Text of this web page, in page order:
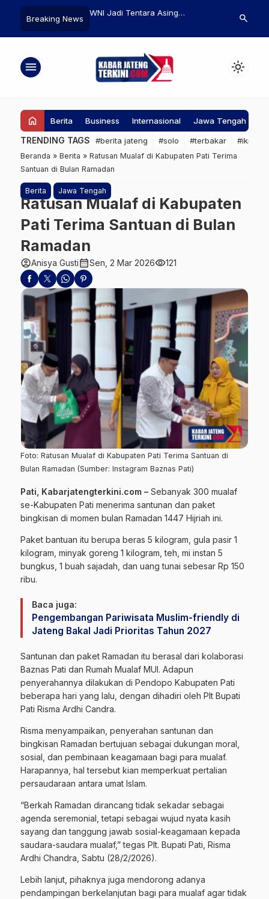
Breaking News
‘Peringatan
Kapal Perusak AS,
WNI Jadi Tentara Asing
Secara Otomatis, Tegas
Menkumham Supratman
Brigadir
Usai Terlibat
Agustus
search
menu light_mode
home Berita Business Internasional Jawa Tengah
TRENDING TAGS #berita jateng #solo #terbakar #ikn
Beranda » Berita » Ratusan Mualaf di Kabupaten Pati Terima
Santuan di Bulan Ramadan
Berita Jawa Tengah
Ratusan Mualaf di Kabupaten
Pati Terima Santuan di Bulan
Ramadan
account_circleAnisya Gusticalendar_monthSen, 2 Mar 2026visibility121
Foto: Ratusan Mualaf di Kabupaten Pati Terima Santuan di
Bulan Ramadan (Sumber: Instagram Baznas Pati)
Pati, Kabarjatengterkini.com – Sebanyak 300 mualaf
se-Kabupaten Pati menerima santunan dan paket
bingkisan di momen bulan Ramadan 1447 Hijriah ini.
Paket bantuan itu berupa beras 5 kilogram, gula pasir 1
kilogram, minyak goreng 1 kilogram, teh, mi instan 5
bungkus, 1 buah sajadah, dan uang tunai sebesar Rp 150
ribu.
Baca juga:
Pengembangan Pariwisata Muslim-friendly di
Jateng Bakal Jadi Prioritas Tahun 2027
Santunan dan paket Ramadan itu berasal dari kolaborasi
Baznas Pati dan Rumah Mualaf MUI. Adapun
penyerahannya dilakukan di Pendopo Kabupaten Pati
beberapa hari yang lalu, dengan dihadiri oleh Plt Bupati
Pati Risma Ardhi Candra.
Risma menyampaikan, penyerahan santunan dan
bingkisan Ramadan bertujuan sebagai dukungan moral,
sosial, dan pembinaan keagamaan bagi para mualaf.
Harapannya, hal tersebut kian memperkuat pertalian
persaudaraan antara umat Islam.
“Berkah Ramadan dirancang tidak sekadar sebagai
agenda seremonial, tetapi sebagai wujud nyata kasih
sayang dan tanggung jawab sosial-keagamaan kepada
saudara-saudara mualaf,” tegas Plt. Bupati Pati, Risma
Ardhi Chandra, Sabtu (28/2/2026).
Lebih lanjut, pihaknya juga mendorong adanya
pendampingan berkelanjutan bagi para mualaf agar tidak